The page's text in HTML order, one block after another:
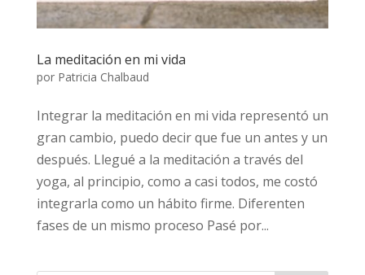
La meditación en mi vida
por Patricia Chalbaud
Integrar la meditación en mi vida representó un
gran cambio, puedo decir que fue un antes y un
después. Llegué a la meditación a través del
yoga, al principio, como a casi todos, me costó
integrarla como un hábito firme. Diferenten
fases de un mismo proceso Pasé por...